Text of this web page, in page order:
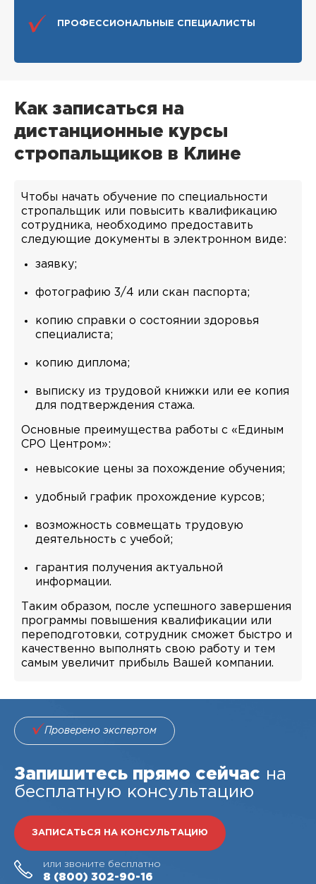
ПРОФЕССИОНАЛЬНЫЕ СПЕЦИАЛИСТЫ
Как записаться на
дистанционные курсы
стропальщиков в Клине
Чтобы начать обучение по специальности
стропальщик или повысить квалификацию
сотрудника, необходимо предоставить
следующие документы в электронном виде:
заявку;
фотографию 3/4 или скан паспорта;
копию справки о состоянии здоровья
специалиста;
копию диплома;
выписку из трудовой книжки или ее копия
для подтверждения стажа.
Основные преимущества работы с «Единым
СРО Центром»:
невысокие цены за похождение обучения;
удобный график прохождение курсов;
возможность совмещать трудовую
деятельность с учебой;
гарантия получения актуальной
информации.
Таким образом, после успешного завершения
программы повышения квалификации или
переподготовки, сотрудник сможет быстро и
качественно выполнять свою работу и тем
самым увеличит прибыль Вашей компании.
Проверено экспертом
Запишитесь прямо сейчас на
бесплатную консультацию
ЗАПИСАТЬСЯ НА КОНСУЛЬТАЦИЮ
или звоните бесплатно
8 (800) 302-90-16